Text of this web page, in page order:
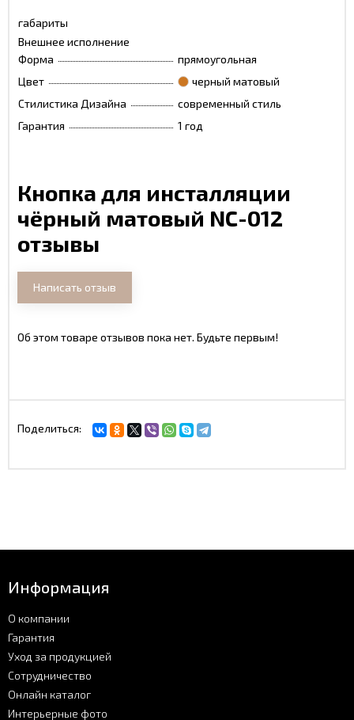
габариты
Внешнее исполнение
Форма
прямоугольная
Цвет
черный матовый
Стилистика Дизайна
современный стиль
Гарантия
1 год
Кнопка для инсталляции
чёрный матовый NC-012
отзывы
Написать отзыв
Об этом товаре отзывов пока нет. Будьте первым!
Поделиться:
Информация
О компании
Гарантия
Уход за продукцией
Сотрудничество
Онлайн каталог
Интерьерные фото